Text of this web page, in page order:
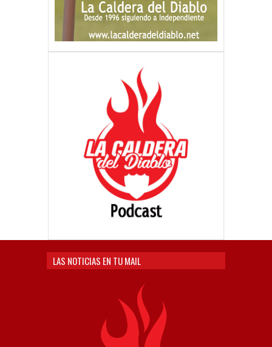
LAS NOTICIAS EN TU MAIL